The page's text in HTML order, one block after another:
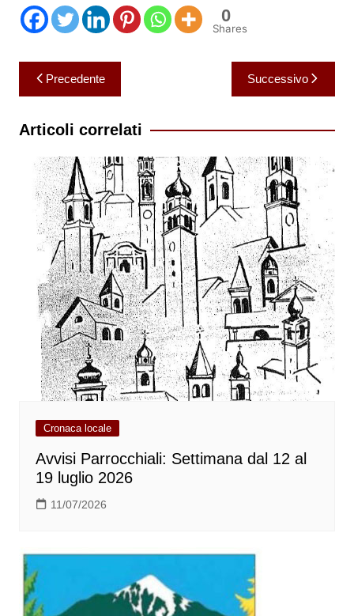
0
Shares
Navigazione
articoli
Precedente Successivo
Articoli correlati
Cronaca locale
Avvisi Parrocchiali: Settimana dal 12 al
19 luglio 2026
11/07/2026